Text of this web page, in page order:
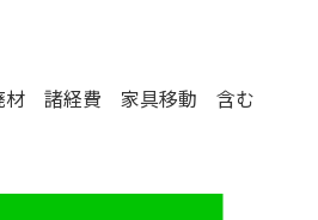
材 諸経費 家具移動 含む